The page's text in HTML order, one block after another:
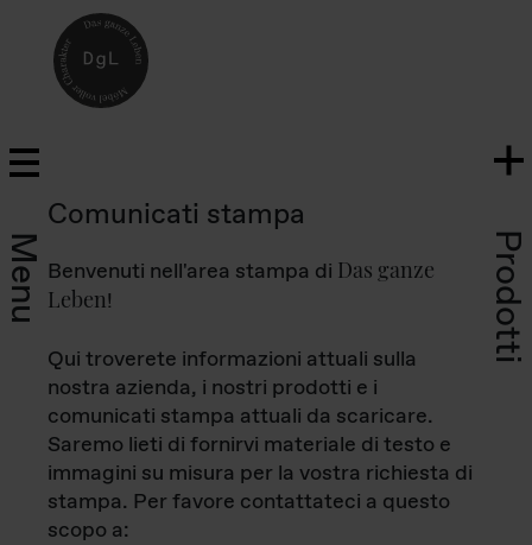
Menu Prodotti
Comunicati stampa
Benvenuti nell'area stampa di Das ganze
Leben!
Qui troverete informazioni attuali sulla
nostra azienda, i nostri prodotti e i
comunicati stampa attuali da scaricare.
Saremo lieti di fornirvi materiale di testo e
immagini su misura per la vostra richiesta di
stampa. Per favore contattateci a questo
scopo a: